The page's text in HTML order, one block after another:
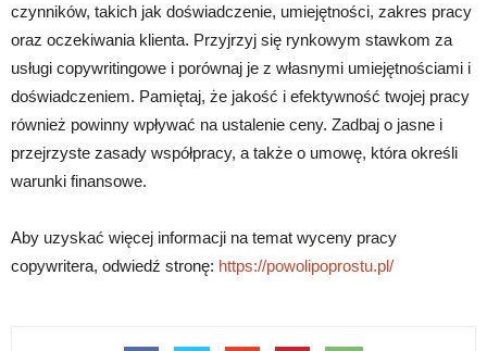
czynników, takich jak doświadczenie, umiejętności, zakres pracy
oraz oczekiwania klienta. Przyjrzyj się rynkowym stawkom za
usługi copywritingowe i porównaj je z własnymi umiejętnościami i
doświadczeniem. Pamiętaj, że jakość i efektywność twojej pracy
również powinny wpływać na ustalenie ceny. Zadbaj o jasne i
przejrzyste zasady współpracy, a także o umowę, która określi
warunki finansowe.
Aby uzyskać więcej informacji na temat wyceny pracy
copywritera, odwiedź stronę: https://powolipoprostu.pl/